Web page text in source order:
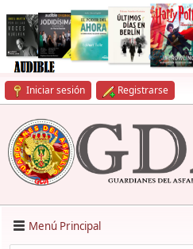
Iniciar sesión Registrarse
Menú Principal